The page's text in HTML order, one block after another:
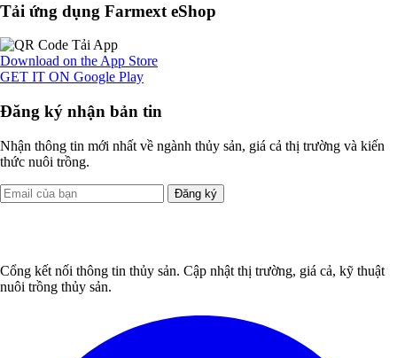
Tải ứng dụng Farmext eShop
Download on the App Store
GET IT ON Google Play
Đăng ký nhận bản tin
Nhận thông tin mới nhất về ngành thủy sản, giá cả thị trường và kiến
thức nuôi trồng.
Đăng ký
Cổng kết nối thông tin thủy sản. Cập nhật thị trường, giá cả, kỹ thuật
nuôi trồng thủy sản.